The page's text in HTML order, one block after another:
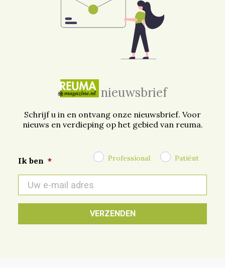
nieuwsbrief
Schrijf u in en ontvang onze nieuwsbrief. Voor
nieuws en verdieping op het gebied van reuma.
Ik ben * Professional Patiënt
mail
*